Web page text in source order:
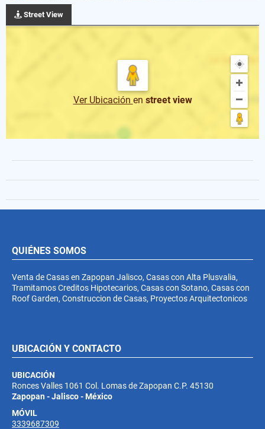
Street View
Ver Ubicación en street view
QUIÉNES SOMOS
Venta de Casas en Zapopan Jalisco, Casas con Alta Plusvalia,
Tramitamos Creditos Hipotecarios, Casas con Sotano, Casas con
Roof Garden, Construccion de Casas, Proyectos Arquitectonicos
UBICACIÓN Y CONTACTO
UBICACIÓN
Ronces Valles 1061 Col. Lomas de Zapopan C.P. 45130
Zapopan - Jalisco - México
MÓVIL
3339687309